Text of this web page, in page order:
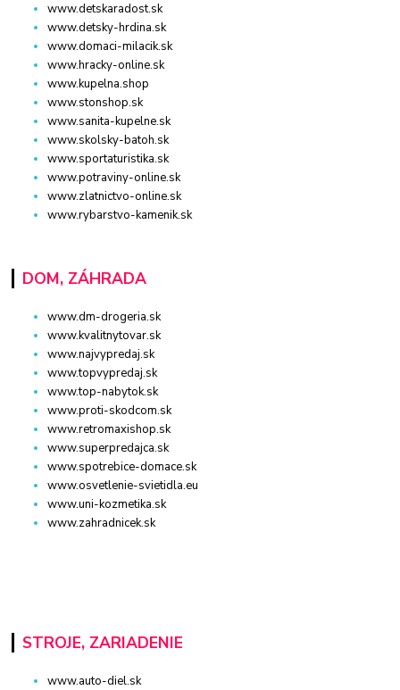
www.detskaradost.sk
www.detsky-hrdina.sk
www.domaci-milacik.sk
www.hracky-online.sk
www.kupelna.shop
www.stonshop.sk
www.sanita-kupelne.sk
www.skolsky-batoh.sk
www.sportaturistika.sk
www.potraviny-online.sk
www.zlatnictvo-online.sk
www.rybarstvo-kamenik.sk
DOM, ZÁHRADA
www.dm-drogeria.sk
www.kvalitnytovar.sk
www.najvypredaj.sk
www.topvypredaj.sk
www.top-nabytok.sk
www.proti-skodcom.sk
www.retromaxishop.sk
www.superpredajca.sk
www.spotrebice-domace.sk
www.osvetlenie-svietidla.eu
www.uni-kozmetika.sk
www.zahradnicek.sk
STROJE, ZARIADENIE
www.auto-diel.sk